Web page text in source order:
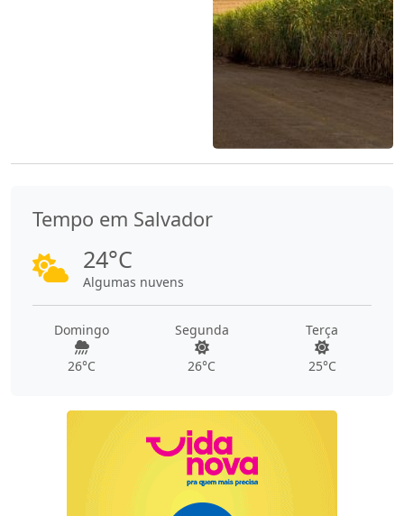
Tempo em Salvador
24°C
Algumas nuvens
Domingo
26°C
Segunda
26°C
Terça
25°C